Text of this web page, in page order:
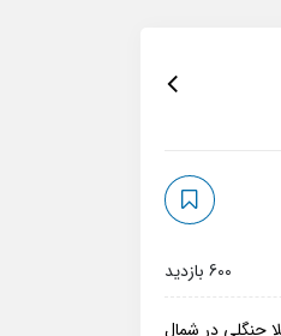
600 بازدید
جنگلی در شمال